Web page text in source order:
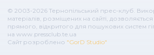
© 2003-2026 Тернопільський прес-клуб.
матеріалів, розміщених на сайті,
прямого, відкритого для пошукових систем
на www.pressclub.te.ua
Сайт розроблено "GorD Studio"